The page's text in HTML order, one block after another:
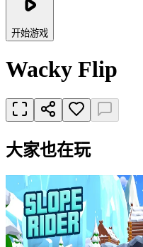
开始游戏
Wacky Flip
大家也在玩